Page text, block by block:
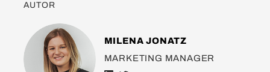
AUTOR
MILENA JONATZ
MARKETING MANAGER